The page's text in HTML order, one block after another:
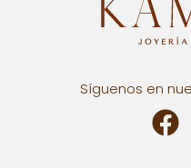
Síguenos en